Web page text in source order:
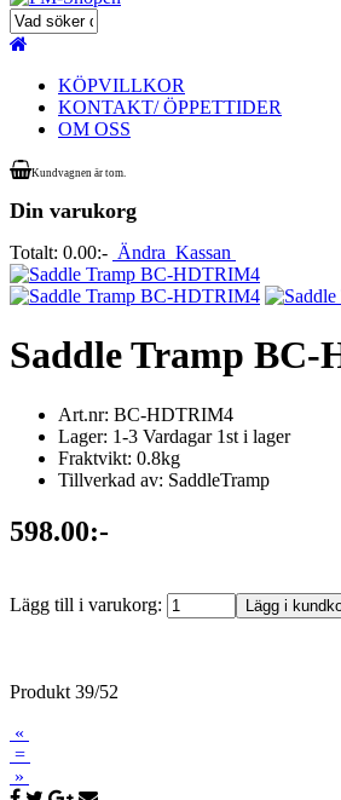
KÖPVILLKOR
KONTAKT/ ÖPPETTIDER
OM OSS
Kundvagnen är tom.
Din varukorg
Totalt: 0.00:- Ändra Kassan
Saddle Tramp
Art.nr: BC-HDTRIM4
Lager: 1-3 Vardagar 1st i lager
Fraktvikt: 0.8kg
Tillverkad av: SaddleTramp
598.00:-
Lägg till i varukorg:
Produkt 39/52
«
=
»